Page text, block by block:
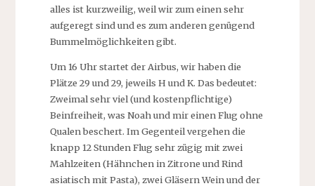
alles ist kurzweilig, weil wir zum einen sehr
aufgeregt sind und es zum anderen genügend
Bummelmöglichkeiten gibt.
Um 16 Uhr startet der Airbus, wir haben die
Plätze 29 und 29, jeweils H und K. Das bedeutet:
Zweimal sehr viel (und kostenpflichtige)
Beinfreiheit, was Noah und mir einen Flug ohne
Qualen beschert. Im Gegenteil vergehen die
knapp 12 Stunden Flug sehr zügig mit zwei
Mahlzeiten (Hähnchen in Zitrone und Rind
asiatisch mit Pasta), zwei Gläsern Wein und der